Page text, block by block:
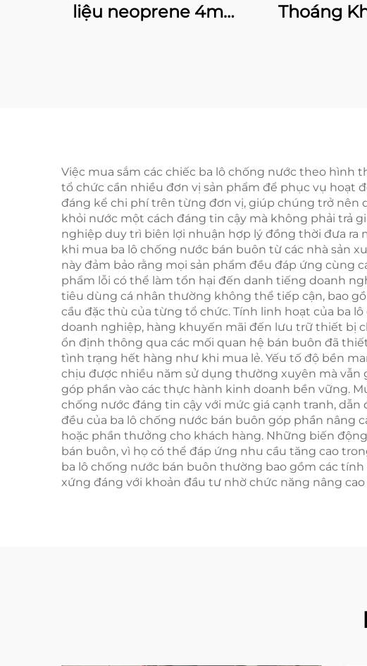
liệu neoprene 4mm
Thoáng
Việc mua sắm các chiếc ba lô chống nước theo hình
tổ chức cần nhiều đơn vị sản phẩm để phục vụ hoạt
đáng kể chi phí trên từng đơn vị, giúp chúng trở nên
khỏi nước một cách đáng tin cậy mà không phải trả
nghiệp duy trì biên lợi nhuận hợp lý đồng thời đưa ra
khi mua ba lô chống nước bán buôn từ các nhà sản
này đảm bảo rằng mọi sản phẩm đều đáp ứng cùng
phẩm lỗi có thể làm tổn hại đến danh tiếng doanh
tiêu dùng cá nhân thường không thể tiếp cận, bao
cầu đặc thù của từng tổ chức. Tính linh hoạt của ba
doanh nghiệp, hàng khuyến mãi đến lưu trữ thiết bị
ổn định thông qua các mối quan hệ bán buôn đã
tình trạng hết hàng như khi mua lẻ. Yếu tố độ bền
chịu được nhiều năm sử dụng thường xuyên mà vẫn
góp phần vào các thực hành kinh doanh bền vững.
chống nước đáng tin cậy với mức giá cạnh tranh,
đều của ba lô chống nước bán buôn góp phần nâng
hoặc phần thưởng cho khách hàng. Những biến
bán buôn, vì họ có thể đáp ứng nhu cầu tăng cao
ba lô chống nước bán buôn thường bao gồm các
xứng đáng với khoản đầu tư nhờ chức năng nâng